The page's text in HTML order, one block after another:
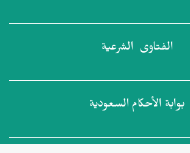
الفتاوى الشرعية
بوابة الأحكام السعودية